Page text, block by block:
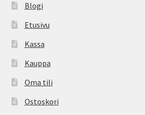
Blogi
Etusivu
Kassa
Kauppa
Oma tili
Ostoskori